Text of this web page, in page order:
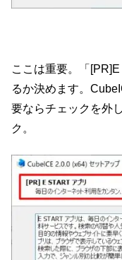
ここは重要。「
るか決めます。
要ならチェックを外
ク。